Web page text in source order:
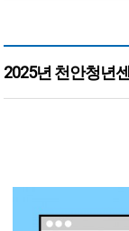
2025년 천안청년